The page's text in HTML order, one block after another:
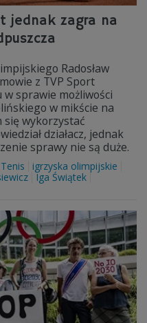
jednak zagra na
Radosław
z TVP Sport
w sprawie możliwości
w mikście na
się wykorzystać
działacz, jednak
sprawy nie są duże.
Tenis
igrzyska olimpijskie
Iga Świątek